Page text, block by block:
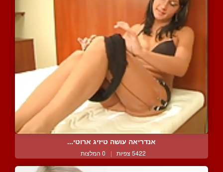
אנדריאה עושה טיזיג ארוטי...
5422 צפיות | 0 המלצות